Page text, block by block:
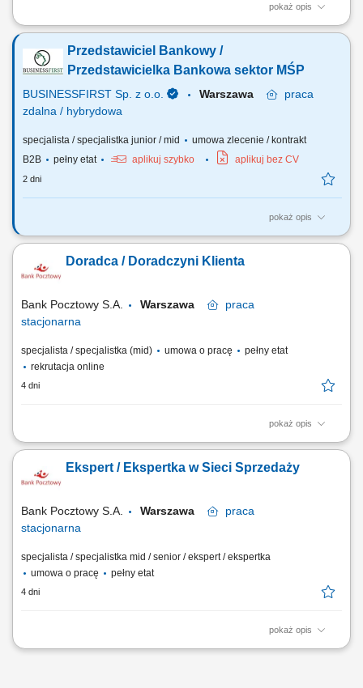
pokaż opis
Aktywne pozyskiwanie klientów i budowanie z nimi długofalowych
odpowiednich rozwiązań finansowych. Sprzedaż produktów
bankowych, w tym funduszy inwestycyjnych. Operacyjna obsługa
Przedstawiciel Bankowy /
Przedstawicielka Bankowa sektor MŚP
BUSINESSFIRST Sp. z o.o. Warszawa
praca
zdalna / hybrydowa
specjalista / specjalistka junior / mid
umowa zlecenie / kontrakt
B2B
pełny etat aplikuj szybko aplikuj bez CV
2 dni
pokaż opis
Opis stanowiska Pozyskiwanie klientów biznesowych oraz sprzedaż
rachunki bankowe, faktoring i inne rozwiązania finansowe. Rozwój w
kierunku multidoradcy poprzez poszerzanie oferty produktowej dla
Doradca / Doradczyni Klienta
Bank Pocztowy S.A. Warszawa
praca
stacjonarna
specjalista / specjalistka (mid) umowa o pracę
pełny etat
rekrutacja online
4 dni
pokaż opis
Twój zakres obowiązków diagnozowanie potrzeb i oczekiwań Klientów,
sprzedażowych, kształtowanie pozytywnego wizerunku Banku poprzez
wysoką jakość obsługi, operacyjna obsługa Klientów detalicznych,
Ekspert / Ekspertka w Sieci Sprzedaży
Bank Pocztowy S.A. Warszawa
praca
stacjonarna
specjalista / specjalistka mid / senior / ekspert / ekspertka
umowa o pracę
pełny etat
4 dni
pokaż opis
Twój zakres obowiązków Diagnozowanie potrzeb i oczekiwań Klientów;